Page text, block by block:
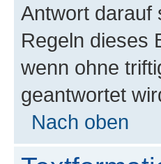
Antwort darauf
Regeln dieses
wenn ohne
geantwortet
Nach oben